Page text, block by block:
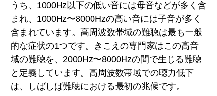
うち、1000Hz以下の低い音には母音などが多く含
まれ、1000Hz〜8000Hzの高い音には子音が多く
含まれています。高周波数帯域の難聴は最も一般
的な症状の1つです。きこえの専門家はこの高音
域の難聴を、2000Hz〜8000Hzの間で生じる難聴
と定義しています。高周波数帯域での聴力低下
は、しばしば難聴における最初の兆候です。